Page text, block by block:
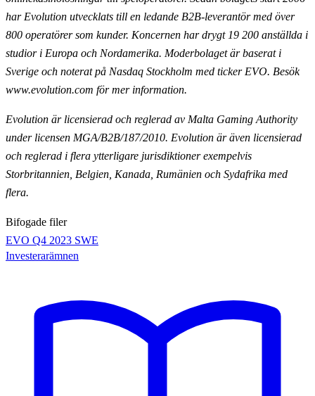
har Evolution utvecklats till en ledande B2B-leverantör med över
800 operatörer som kunder. Koncernen har drygt 19 200 anställda i
studior i Europa och Nordamerika. Moderbolaget är baserat i
Sverige och noterat på Nasdaq Stockholm med ticker EVO. Besök
www.evolution.com för mer information.
Evolution är licensierad och reglerad av Malta Gaming Authority
under licensen MGA/B2B/187/2010. Evolution är även licensierad
och reglerad i flera ytterligare jurisdiktioner exempelvis
Storbritannien, Belgien, Kanada, Rumänien och Sydafrika med
flera.
Bifogade filer
EVO Q4 2023 SWE
Investerarämnen